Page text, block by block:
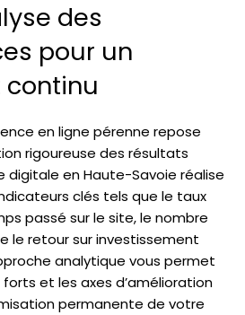
des
pour un
en ligne pérenne repose
rigoureuse des résultats
digitale en Haute-Savoie réalise
clés tels que le taux
passé sur le site, le nombre
le retour sur investissement
analytique vous permet
et les axes d’amélioration
permanente de votre